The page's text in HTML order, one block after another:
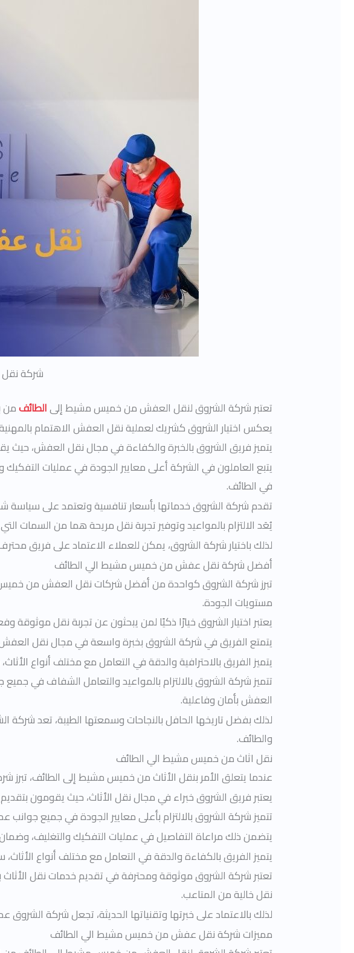
شركة
تعتبر شركة الشروق لنقل العفش من خميس مشيط إلىالطائفمن
يعكس اختيار الشروق كشريك لعملية نقل العفش الاهتمام
يتميز فريق الشروق بالخبرة والكفاءة في مجال نقل العفش، حيث
يتبع العاملون في الشركة أعلى معايير الجودة في عمليات
في الطائف.
تقدم شركة الشروق خدماتها بأسعار تنافسية وتعتمد على سياسة
يُعَد الالتزام بالمواعيد وتوفير تجربة نقل مريحة هما من
لذلك باختيار شركة الشروق، يمكن للعملاء الاعتماد على
أفضلشركة نقل عفش من خميس مشيط الي الطائف
تبرز شركة الشروق كواحدة من أفضل شركات نقل العفش من خميس
مستويات الجودة.
يعتبر اختيار الشروق خيارًا ذكيًا لمن يبحثون عن تجربة نقل موثوقة
يتمتع الفريق في شركة الشروق بخبرة واسعة في مجال نقل
يتميز الفريق بالاحترافية والدقة في التعامل مع مختلف أنواع
تتميز شركة الشروق بالالتزام بالمواعيد والتعامل الشفاف في
العفش بأمان وفاعلية.
لذلك بفضل تاريخها الحافل بالنجاحات وسمعتها الطيبة، تعد
والطائف.
نقل اثاث منخميس مشيط الي الطائف
عندما يتعلق الأمر بنقل الأثاث من خميس مشيط إلى الطائف، تبرز
يعتبر فريق الشروق خبراء في مجال نقل الأثاث، حيث يقومون
تتميز شركة الشروق بالالتزام بأعلى معايير الجودة في جميع جوانب
يتضمن ذلك مراعاة التفاصيل في عمليات التفكيك والتغليف،
يتميز الفريق بالكفاءة والدقة في التعامل مع مختلف أنواع
تعتبر شركة الشروق موثوقة ومحترفة في تقديم خدمات نقل
نقل خالية من المتاعب.
لذلك بالاعتماد على خبرتها وتقنياتها الحديثة، تجعل شركة الشروق
مميزات شركة نقل عفش منخميس مشيط الي الطائف